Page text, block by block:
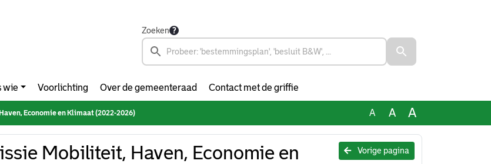
Zoeken
wie Voorlichting Over de gemeenteraad Contact met de griffie
Economie en Klimaat (2022-2026) A A A
Vorige pagina
Mobiliteit, Haven, Economie en